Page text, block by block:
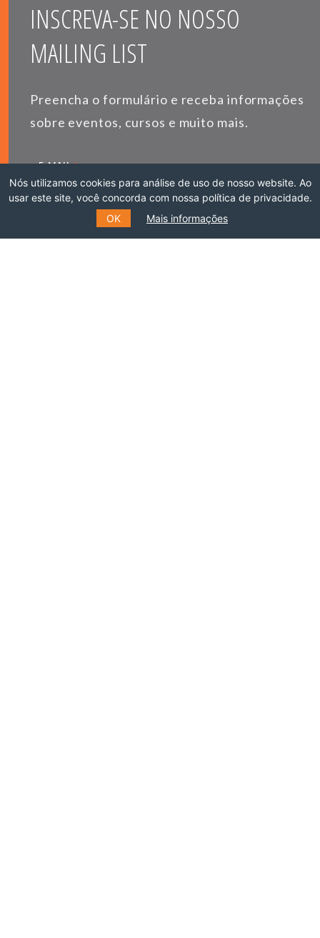
INSCREVA-SE NO NOSSO
MAILING LIST
Preencha o formulário e receba informações
sobre eventos, cursos e muito mais.
E-MAIL*
Nós utilizamos cookies para análise de uso de nosso website. Ao
usar este site, você concorda com nossa política de privacidade.
OK
Mais informações